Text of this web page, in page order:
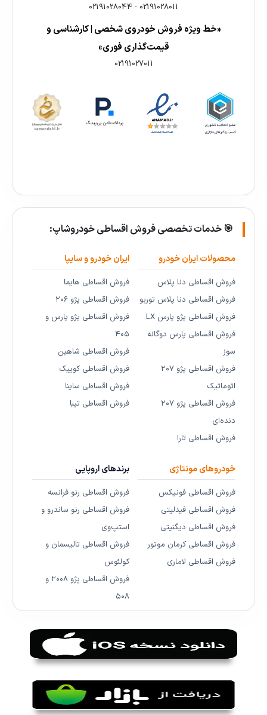
02191028011
-
02191028044
«خط ویژه فروش خودروی شخصی | کارشناسی و
قیمت‌گذاری فوری»
02191027011
🎯 خدمات تخصصی فروش اقساطی خودروشاپ:
محصولات ایران خودرو
فروش اقساطی دنا پلاس
فروش اقساطی دنا پلاس توربو
فروش اقساطی پژو پارس LX
فروش اقساطی پارس دوگانه
سوز
فروش اقساطی پژو ۲۰۷
اتوماتیک
فروش اقساطی پژو ۲۰۷
دنده‌ای
فروش اقساطی تارا
ایران خودرو و سایپا
فروش اقساطی هایما
فروش اقساطی پژو ۲۰۶
فروش اقساطی پژو پارس و
۴۰۵
فروش اقساطی شاهین
فروش اقساطی کوییک
فروش اقساطی ساینا
فروش اقساطی تیبا
خودروهای مونتاژی
فروش اقساطی فونیکس
فروش اقساطی فیدلیتی
فروش اقساطی دیگنیتی
فروش اقساطی کرمان موتور
فروش اقساطی لاماری
برندهای اروپایی
فروش اقساطی رنو فرانسه
فروش اقساطی رنو ساندرو و
استپ‌وی
فروش اقساطی تالیسمان و
کولئوس
فروش اقساطی پژو ۲۰۰۸ و
۵۰۸